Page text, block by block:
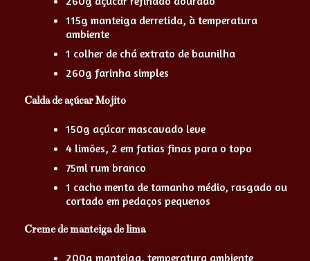
115g manteiga derretida, à temperatura
ambiente
1 colher de chá extrato de baunilha
260g farinha simples
Calda de açúcar Mojito
150g açúcar mascavado leve
4 limões, 2 em fatias finas para o topo
75ml rum branco
1 cacho menta de tamanho médio, rasgado ou
cortado em pedaços pequenos
Creme de manteiga de lima
200g manteiga, temperatura ambiente